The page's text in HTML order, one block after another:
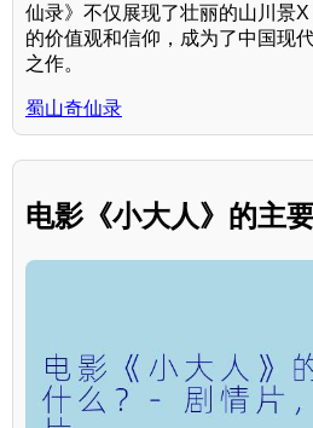
仙录》不仅展现了壮丽的山川景
的价值观和信仰，成为了中国现
之作。
蜀山奇仙录
电影《小大人》的主